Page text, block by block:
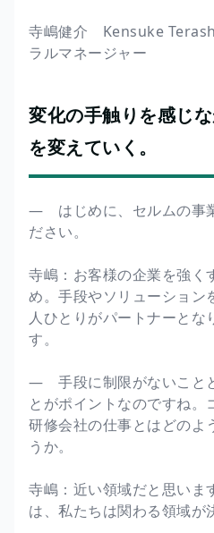
寺嶋健介 Kensuke
ラルマネージャー
変化の手触りを感じ
を変えていく。
― はじめに、セルムの事
ださい。
寺嶋：お客様の企業を強く
め。手段やソリューション
人ひとりがパートナーとな
す。
― 手段に制限がないこと
とがポイントなのですね
研修会社の仕事とはどのよ
うか。
寺嶋：近い領域だと思いま
は、私たちは関わる領域が